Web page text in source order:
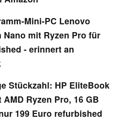
Mini-PC Lenovo
Nano mit Ryzen Pro für
- erinnert an
Stückzahl: HP EliteBook
Ryzen Pro, 16 GB
199 Euro refurbished